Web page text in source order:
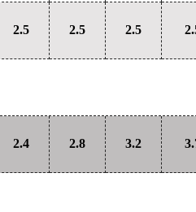
2.5 2.5 2.5
2.4 2.8 3.2